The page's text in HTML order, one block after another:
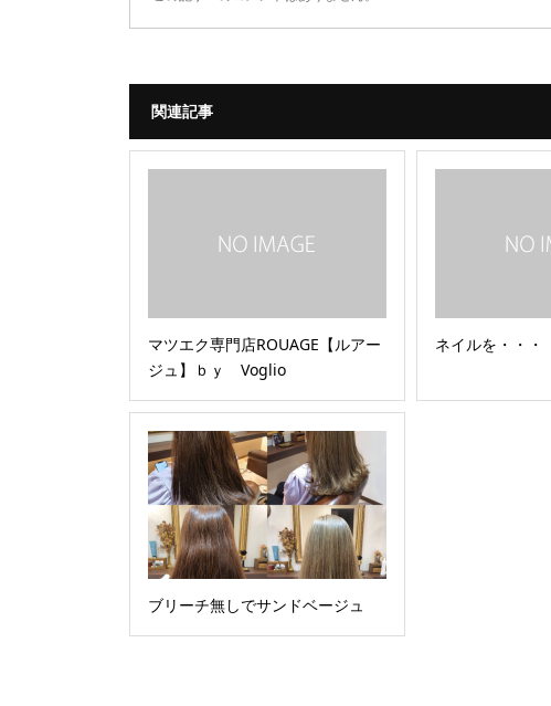
関連記事
マツエク専門店ROUAGE【ルアー
ジュ】ｂｙ Voglio
ネイルを・・・
ブリーチ無しでサンドベージュ